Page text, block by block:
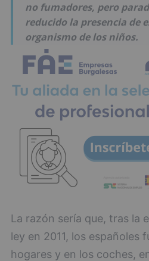
no fumadores, pero
reducido la presencia de
organismo de los niños.
La razón sería que, tras la
ley en 2011, los españoles
hogares y en los coches,